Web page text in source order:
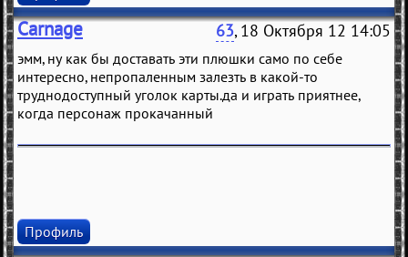
Carnage 63, 18 Октября 12 14:05
эмм, ну как бы доставать эти плюшки само по себе
интересно, непропаленным залезть в какой-то
труднодоступный уголок карты.да и играть приятнее,
когда персонаж прокачанный
Профиль